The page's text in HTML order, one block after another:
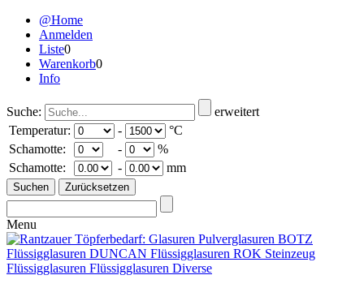
@Home
Anmelden
Liste0
Warenkorb0
Info
Suche:
erweitert
Temperatur:
-
°C
Schamotte:
-
%
Schamotte:
- mm
Menu